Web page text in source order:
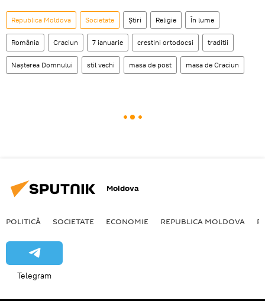
Republica Moldova Societate Știri Religie În lume
România Craciun 7 ianuarie crestini ortodocsi traditii
Naşterea Domnului stil vechi masa de post masa de Craciun
Moldova
POLITICĂ SOCIETATE ECONOMIE REPUBLICA MOLDOVA
Telegram